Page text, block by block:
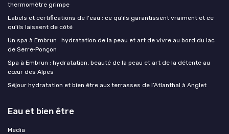
thermomètre grimpe
Labels et certifications de l'eau : ce qu'ils garantissent vraiment et ce
qu'ils laissent de côté
Un spa à Embrun : hydratation de la peau et art de vivre au bord du lac
de Serre‑Ponçon
Spa à Embrun : hydratation, beauté de la peau et art de la détente au
cœur des Alpes
Séjour hydratation et bien être aux terrasses de l’Atlanthal à Anglet
Eau et bien être
Media